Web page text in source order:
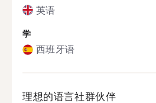
英语
学
西班牙语
理想的语言社群伙伴